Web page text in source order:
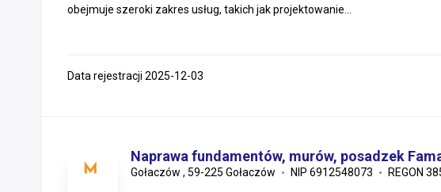
obejmuje szeroki zakres usług, takich jak projektowanie...
Data rejestracji 2025-12-03
Naprawa fundamentów, murów, posadzek
Gołaczów , 59-225 Gołaczów NIP 6912548073 REGON